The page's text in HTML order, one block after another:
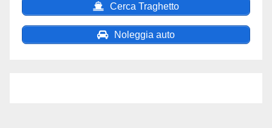
Cerca Traghetto
Noleggia auto